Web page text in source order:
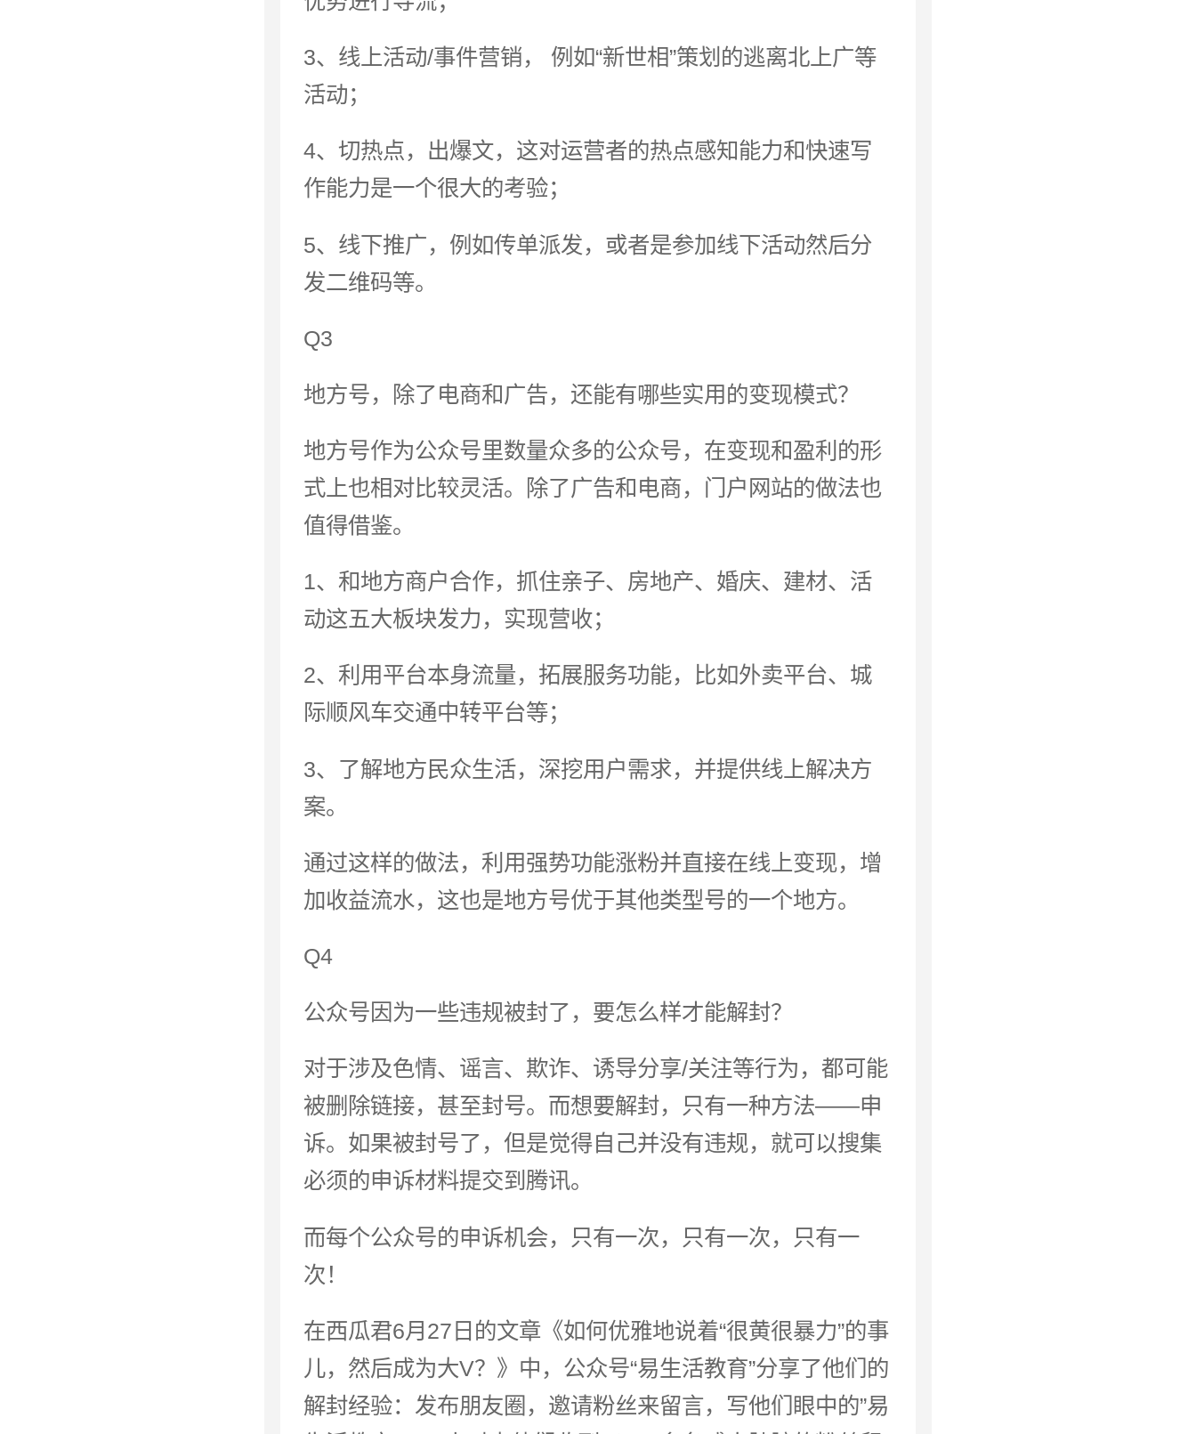
3、线上活动/事件营销， 例如“新世相”策划的逃离北上广等
活动；
4、切热点，出爆文，这对运营者的热点感知能力和快速写
作能力是一个很大的考验；
5、线下推广，例如传单派发，或者是参加线下活动然后分
发二维码等。
Q3
地方号，除了电商和广告，还能有哪些实用的变现模式？
地方号作为公众号里数量众多的公众号，在变现和盈利的形
式上也相对比较灵活。除了广告和电商，门户网站的做法也
值得借鉴。
1、和地方商户合作，抓住亲子、房地产、婚庆、建材、活
动这五大板块发力，实现营收；
2、利用平台本身流量，拓展服务功能，比如外卖平台、城
际顺风车交通中转平台等；
3、了解地方民众生活，深挖用户需求，并提供线上解决方
案。
通过这样的做法，利用强势功能涨粉并直接在线上变现，增
加收益流水，这也是地方号优于其他类型号的一个地方。
Q4
公众号因为一些违规被封了，要怎么样才能解封？
对于涉及色情、谣言、欺诈、诱导分享/关注等行为，都可能
被删除链接，甚至封号。而想要解封，只有一种方法——申
诉。如果被封号了，但是觉得自己并没有违规，就可以搜集
必须的申诉材料提交到腾讯。
而每个公众号的申诉机会，只有一次，只有一次，只有一
次！
在西瓜君6月27日的文章《如何优雅地说着“很黄很暴力”的事
儿，然后成为大V？》中，公众号“易生活教育”分享了他们的
解封经验：发布朋友圈，邀请粉丝来留言，写他们眼中的”易